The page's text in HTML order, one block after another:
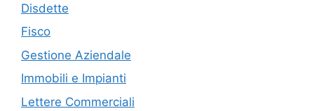
Disdette
Fisco
Gestione Aziendale
Immobili e Impianti
Lettere Commerciali